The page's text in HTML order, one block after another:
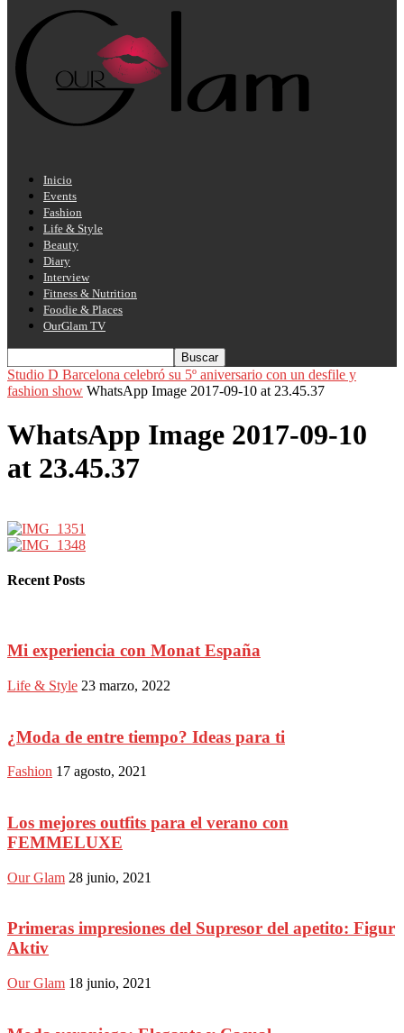
Inicio
Events
Fashion
Life & Style
Beauty
Diary
Interview
Fitness & Nutrition
Foodie & Places
OurGlam TV
Studio D Barcelona celebró su 5º aniversario con un desfile y
fashion show WhatsApp Image 2017-09-10 at 23.45.37
WhatsApp Image 2017-09-10
at 23.45.37
Recent Posts
Mi experiencia con Monat España
Life & Style 23 marzo, 2022
¿Moda de entre tiempo? Ideas para ti
Fashion 17 agosto, 2021
Los mejores outfits para el verano con
FEMMELUXE
Our Glam 28 junio, 2021
Primeras impresiones del Supresor del apetito: Figur
Aktiv
Our Glam 18 junio, 2021